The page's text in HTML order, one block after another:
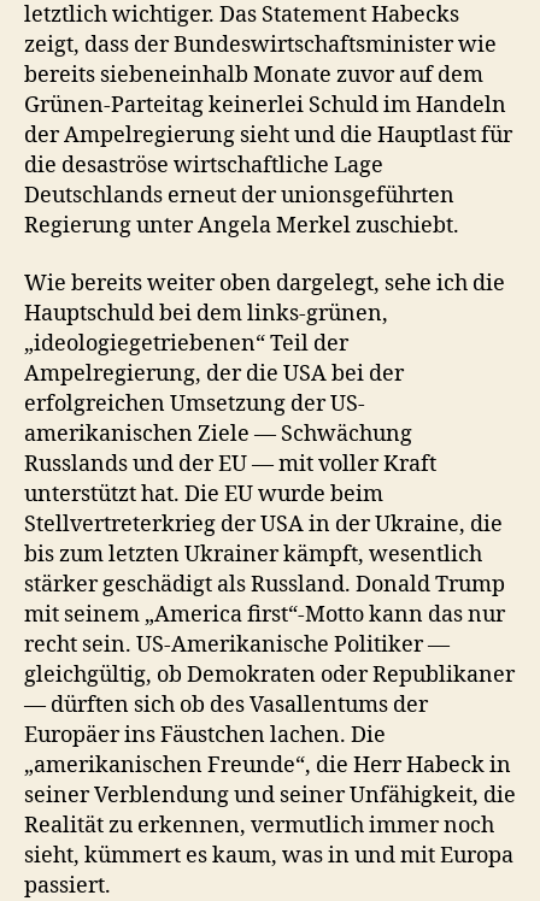
letztlich wichtiger. Das Statement Habecks
zeigt, dass der Bundeswirtschaftsminister wie
bereits siebeneinhalb Monate zuvor auf dem
Grünen-Parteitag keinerlei Schuld im Handeln
der Ampelregierung sieht und die Hauptlast für
die desaströse wirtschaftliche Lage
Deutschlands erneut der unionsgeführten
Regierung unter Angela Merkel zuschiebt.
Wie bereits weiter oben dargelegt, sehe ich die
Hauptschuld bei dem links-grünen,
„ideologiegetriebenen“ Teil der
Ampelregierung, der die USA bei der
erfolgreichen Umsetzung der US-
amerikanischen Ziele — Schwächung
Russlands und der EU — mit voller Kraft
unterstützt hat. Die EU wurde beim
Stellvertreterkrieg der USA in der Ukraine, die
bis zum letzten Ukrainer kämpft, wesentlich
stärker geschädigt als Russland. Donald Trump
mit seinem „America first“-Motto kann das nur
recht sein. US-Amerikanische Politiker —
gleichgültig, ob Demokraten oder Republikaner
— dürften sich ob des Vasallentums der
Europäer ins Fäustchen lachen. Die
„amerikanischen Freunde“, die Herr Habeck in
seiner Verblendung und seiner Unfähigkeit, die
Realität zu erkennen, vermutlich immer noch
sieht, kümmert es kaum, was in und mit Europa
passiert.